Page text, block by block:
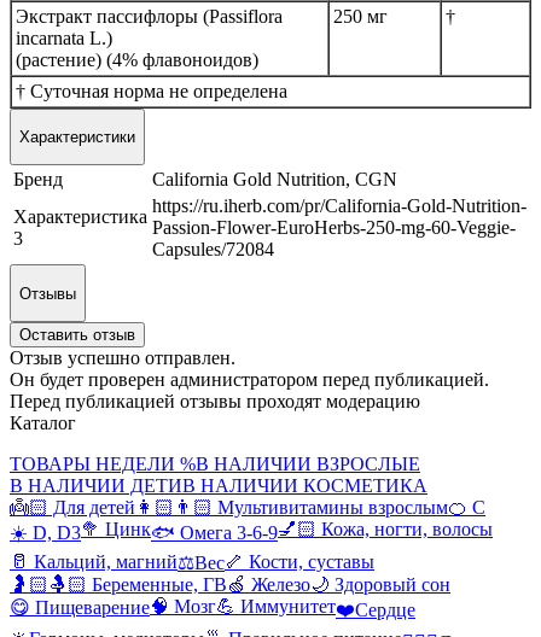
Экстракт пассифлоры (Passiflora
incarnata L.)
(растение) (4% флавоноидов)
250 мг †
† Суточная норма не определена
Характеристики
Бренд
California Gold Nutrition, CGN
Характеристика
3
https://ru.iherb.com/pr/California-Gold-Nutrition-
Passion-Flower-EuroHerbs-250-mg-60-Veggie-
Capsules/72084
Отзывы
Оставить отзыв
Отзыв успешно отправлен.
Он будет проверен администратором перед публикацией.
Перед публикацией отзывы проходят модерацию
Каталог
ТОВАРЫ НЕДЕЛИ %В НАЛИЧИИ ВЗРОСЛЫЕ
В НАЛИЧИИ ДЕТИВ НАЛИЧИИ КОСМЕТИКА
👼🏻 Для детей 👩🏻👨🏻 Мультивитамины взрослым🍊 С
☀️ D, D3🥦 Цинк🐟 Омега 3-6-9💅🏻 Кожа, ногти, волосы
🥛 Кальций, магний⚖️Вес🦴 Кости, суставы
🤰🏻🤱🏻 Беременные, ГВ🍏 Железо🌙 Здоровый сон
😋 Пищеварение🧠 Мозг💪 Иммунитет❤️Сердце